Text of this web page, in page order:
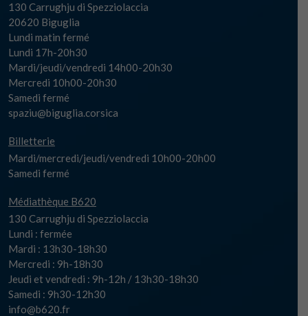
130 Carrughju di Spezziolaccia
20620 Biguglia
Lundi matin fermé
Lundi 17h-20h30
Mardi/jeudi/vendredi 14h00-20h30
Mercredi 10h00-20h30
Samedi fermé
spaziu@biguglia.corsica
Billetterie
Mardi/mercredi/jeudi/vendredi 10h00-20h00
Samedi fermé
Médiathèque B620
130 Carrughju di Spezziolaccia
Lundi : fermée
Mardi : 13h30-18h30
Mercredi : 9h-18h30
Jeudi et vendredi : 9h-12h / 13h30-18h30
Samedi : 9h30-12h30
info@b620.fr